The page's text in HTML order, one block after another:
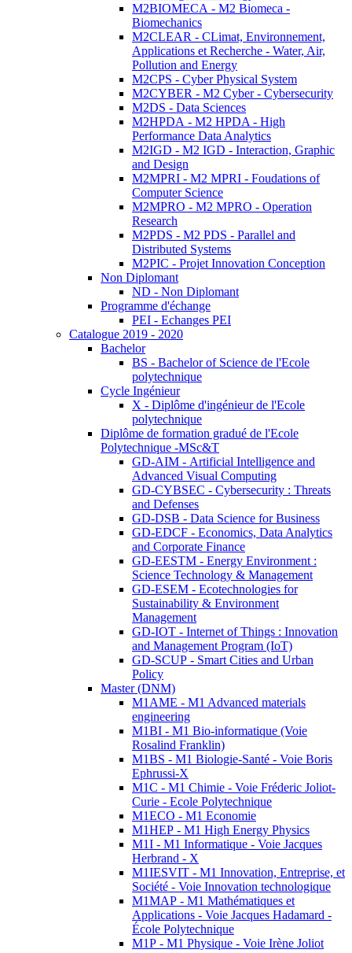
M2BIOMECA - M2 Biomeca -
Biomechanics
M2CLEAR - CLimat, Environnement,
Applications et Recherche - Water, Air,
Pollution and Energy
M2CPS - Cyber Physical System
M2CYBER - M2 Cyber - Cybersecurity
M2DS - Data Sciences
M2HPDA - M2 HPDA - High
Performance Data Analytics
M2IGD - M2 IGD - Interaction, Graphic
and Design
M2MPRI - M2 MPRI - Foudations of
Computer Science
M2MPRO - M2 MPRO - Operation
Research
M2PDS - M2 PDS - Parallel and
Distributed Systems
M2PIC - Projet Innovation Conception
Non Diplomant
ND - Non Diplomant
Programme d'échange
PEI - Echanges PEI
Catalogue 2019 - 2020
Bachelor
BS - Bachelor of Science de l'Ecole
polytechnique
Cycle Ingénieur
X - Diplôme d'ingénieur de l'Ecole
polytechnique
Diplôme de formation gradué de l'Ecole
Polytechnique -MSc&T
GD-AIM - Artificial Intelligence and
Advanced Visual Computing
GD-CYBSEC - Cybersecurity : Threats
and Defenses
GD-DSB - Data Science for Business
GD-EDCF - Economics, Data Analytics
and Corporate Finance
GD-EESTM - Energy Environment :
Science Technology & Management
GD-ESEM - Ecotechnologies for
Sustainability & Environment
Management
GD-IOT - Internet of Things : Innovation
and Management Program (IoT)
GD-SCUP - Smart Cities and Urban
Policy
Master (DNM)
M1AME - M1 Advanced materials
engineering
M1BI - M1 Bio-informatique (Voie
Rosalind Franklin)
M1BS - M1 Biologie-Santé - Voie Boris
Ephrussi-X
M1C - M1 Chimie - Voie Fréderic Joliot-
Curie - Ecole Polytechnique
M1ECO - M1 Economie
M1HEP - M1 High Energy Physics
M1I - M1 Informatique - Voie Jacques
Herbrand - X
M1IESVIT - M1 Innovation, Entreprise, et
Société - Voie Innovation technologique
M1MAP - M1 Mathématiques et
Applications - Voie Jacques Hadamard -
École Polytechnique
M1P - M1 Physique - Voie Irène Joliot